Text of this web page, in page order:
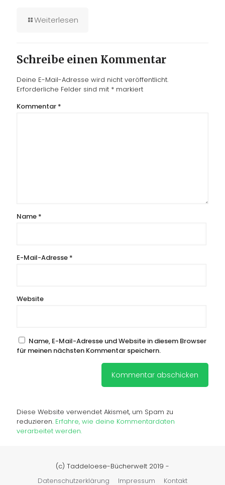
Weiterlesen
Schreibe einen Kommentar
Deine E-Mail-Adresse wird nicht veröffentlicht.
Erforderliche Felder sind mit * markiert
Kommentar *
Name *
E-Mail-Adresse *
Website
Name, E-Mail-Adresse und Website in diesem Browser
für meinen nächsten Kommentar speichern.
Diese Website verwendet Akismet, um Spam zu
reduzieren. Erfahre, wie deine Kommentardaten
verarbeitet werden.
(c) Taddeloese-Bücherwelt 2019 -
Datenschutzerklärung
Impressum Kontakt